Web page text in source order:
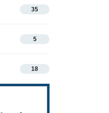
35
5
18